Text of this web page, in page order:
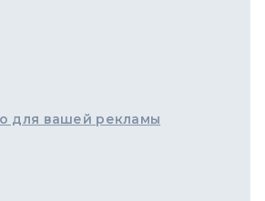
для вашей рекламы